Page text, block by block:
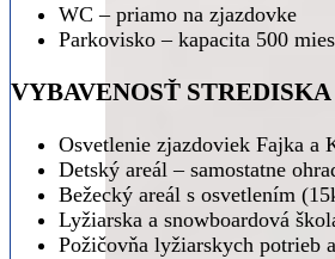
WC – priamo na zjazdovke
Parkovisko – kapacita 500
VYBAVENOSŤ STREDISKA
Osvetlenie zjazdoviek Fajka a
Detský areál – samostatne
Bežecký areál s osvetlením
Lyžiarska a snowboardová
Požičovňa lyžiarskych potrieb